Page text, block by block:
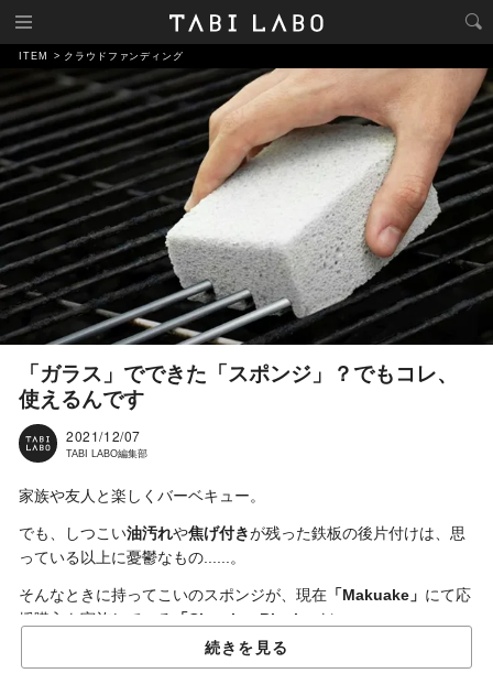
ITEM クラウドファンディング
「ガラス」でできた「スポンジ」？でもコレ、
使えるんです
2021/12/07
TABI LABO編集部
家族や友人と楽しくバーベキュー。
でも、しつこい油汚れや焦げ付きが残った鉄板の後片付けは、思
っている以上に憂鬱なもの......。
そんなときに持ってこいのスポンジが、現在 「Makuake」 にて応
援購入を実施している
「Cleaning Block」 だ。
このスポンジは、一般的なものよりもハードに仕上げられてお
続きを見る